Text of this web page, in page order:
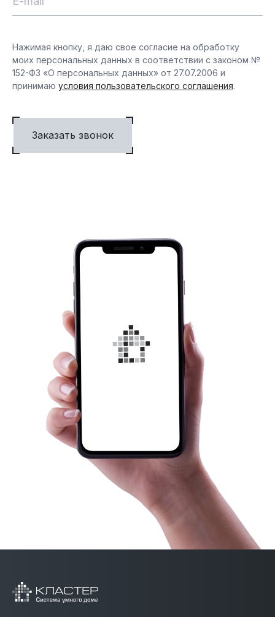
Нажимая кнопку, я даю свое согласие на обработку
моих персональных данных в соответствии с законом №
152-ФЗ «О персональных данных» от 27.07.2006 и
принимаю условия пользовательского соглашения.
Заказать звонок